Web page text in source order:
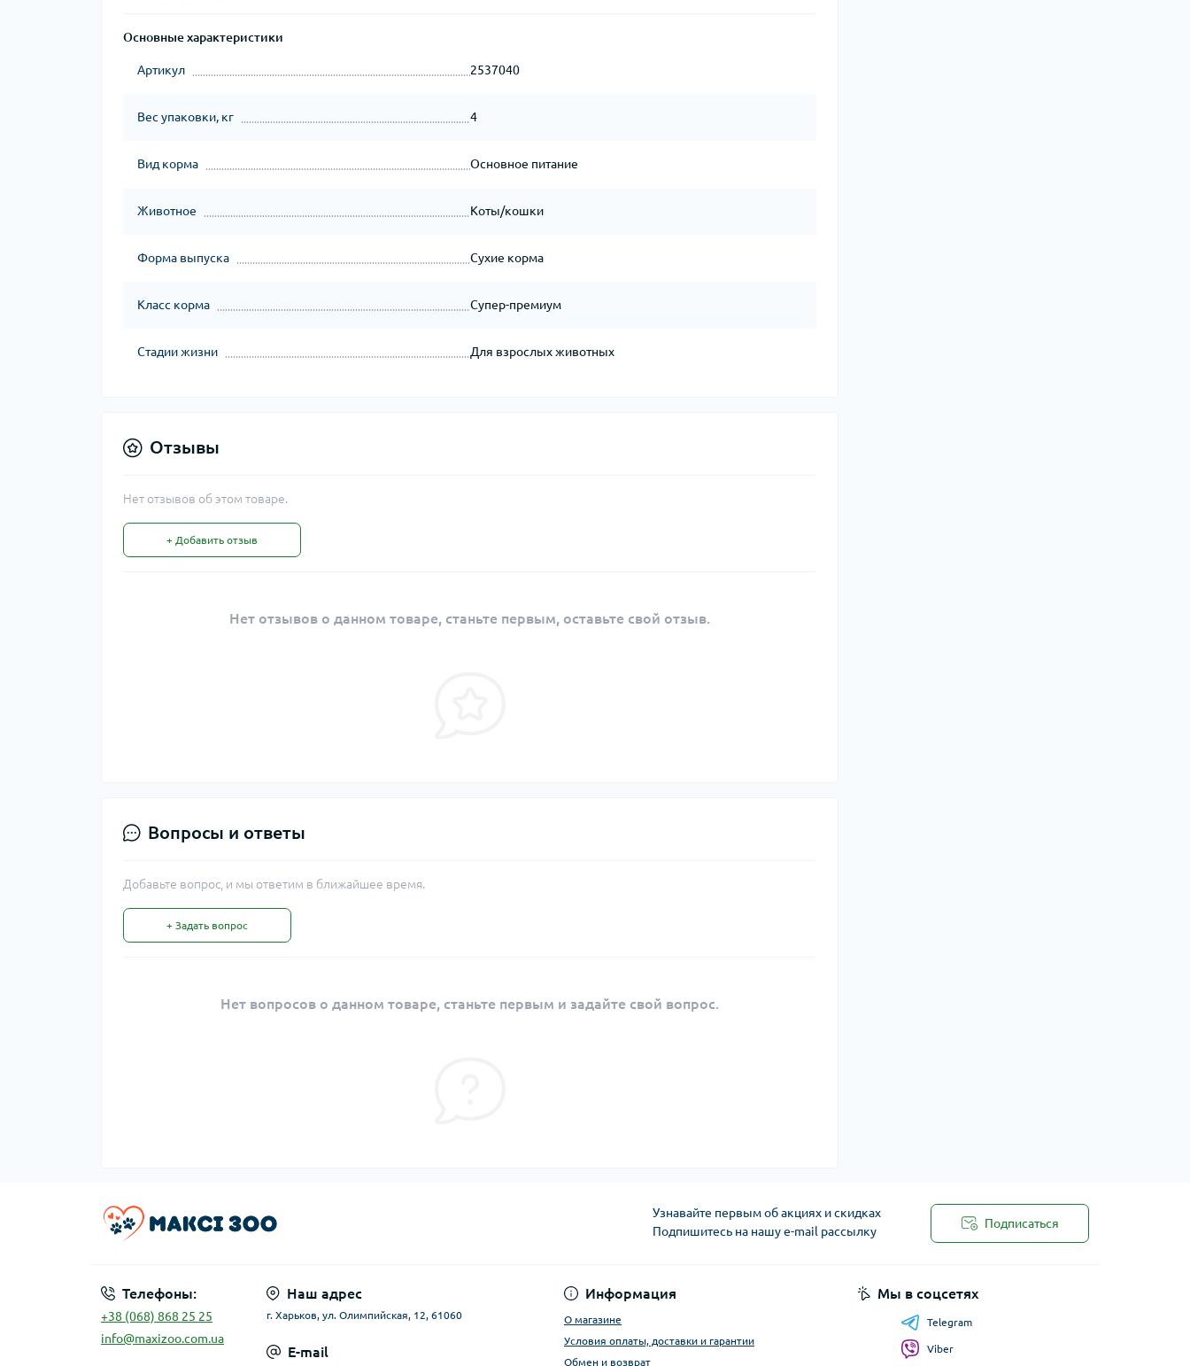
Основные характеристики
Артикул 2537040
Вес упаковки, кг 4
Вид корма Основное питание
Животное Коты/кошки
Форма выпуска Сухие корма
Класс корма Супер-премиум
Стадии жизни Для взрослых животных
Отзывы
Нет отзывов об этом товаре.
+ Добавить отзыв
Нет отзывов о данном товаре, станьте первым, оставьте свой отзыв.
Вопросы и ответы
Добавьте вопрос, и мы ответим в ближайшее время.
+ Задать вопрос
Нет вопросов о данном товаре, станьте первым и задайте свой вопрос.
Узнавайте первым об акциях и скидках
Подпишитесь на нашу e-mail рассылку
Подписаться
Телефоны:
+38 (068) 868 25 25
info@maxizoo.com.ua
Наш адрес
г. Харьков, ул. Олимпийская, 12, 61060
E-mail
Информация
О магазине
Условия оплаты, доставки и гарантии
Обмен и возврат
Мы в соцсетях
Telegram
Viber